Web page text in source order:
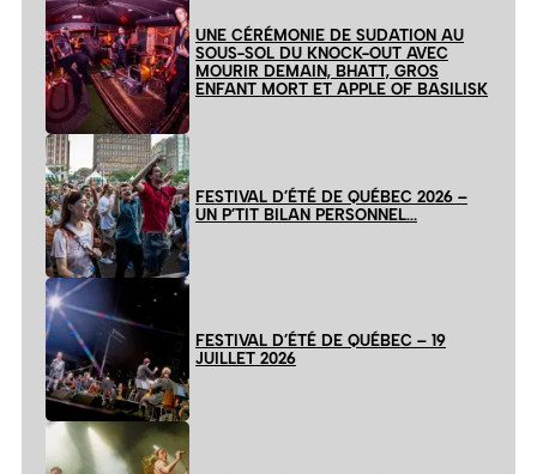
UNE CÉRÉMONIE DE SUDATION AU
SOUS-SOL DU KNOCK-OUT AVEC
MOURIR DEMAIN, BHATT, GROS
ENFANT MORT ET APPLE OF BASILISK
FESTIVAL D’ÉTÉ DE QUÉBEC 2026 –
UN P’TIT BILAN PERSONNEL…
FESTIVAL D’ÉTÉ DE QUÉBEC – 19
JUILLET 2026